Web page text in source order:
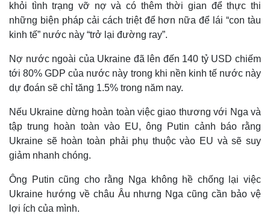
khỏi tình trạng vỡ nợ và có thêm thời gian để thực thi
những biện pháp cải cách triệt để hơn nữa để lái “con tàu
kinh tế” nước này “trở lại đường ray”.
Nợ nước ngoài của Ukraine đã lên đến 140 tỷ USD chiếm
tới 80% GDP của nước này trong khi nền kinh tế nước này
dự đoán sẽ chỉ tăng 1.5% trong năm nay.
Nếu Ukraine dừng hoàn toàn việc giao thương với Nga và
tập trung hoàn toàn vào EU, ông Putin cảnh báo rằng
Ukraine sẽ hoàn toàn phải phụ thuộc vào EU và sẽ suy
giảm nhanh chóng.
Ông Putin cũng cho rằng Nga không hề chống lại việc
Ukraine hướng về châu Âu nhưng Nga cũng cần bảo vệ
lợi ích của mình.